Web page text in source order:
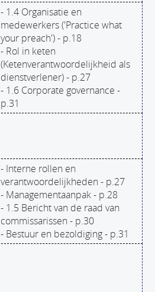
- 1.4 Organisatie en
medewerkers ('Practice what
your preach') - p.18
- Rol in keten
(Ketenverantwoordelijkheid als
dienstverlener) - p.27
- 1.6 Corporate governance -
p.31
- Interne rollen en
verantwoordelijkheden - p.27
- Managementaanpak - p.28
- 1.5 Bericht van de raad van
commissarissen - p.30
- Bestuur en bezoldiging - p.31